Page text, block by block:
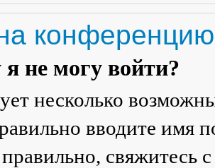
не могу войти?
несколько
вводите имя
свяжитесь